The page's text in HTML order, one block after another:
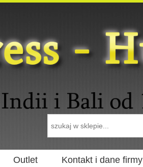
Outlet Kontakt i dane firmy